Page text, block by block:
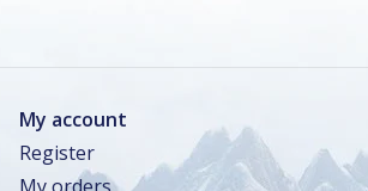
My account
Register